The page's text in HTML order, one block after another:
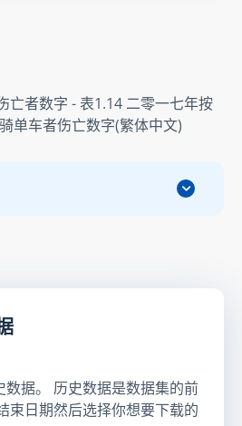
亡者数字 - 表1.14 二零一七年按
单车者伤亡数字(繁体中文)
据。 历史数据是数据集的前
束日期然后选择你想要下载的